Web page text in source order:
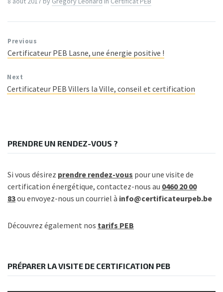
Previous
Certificateur PEB Lasne, une énergie positive !
Next
Certificateur PEB Villers la Ville, conseil et certification
PRENDRE UN RENDEZ-VOUS ?
Si vous désirez prendre rendez-vous pour une visite de
certification énergétique, contactez-nous au 0460 20 00
83ou envoyez-nous un courriel à info@certificateurpeb.be
Découvrez également nos tarifs PEB
PRÉPARER LA VISITE DE CERTIFICATION PEB